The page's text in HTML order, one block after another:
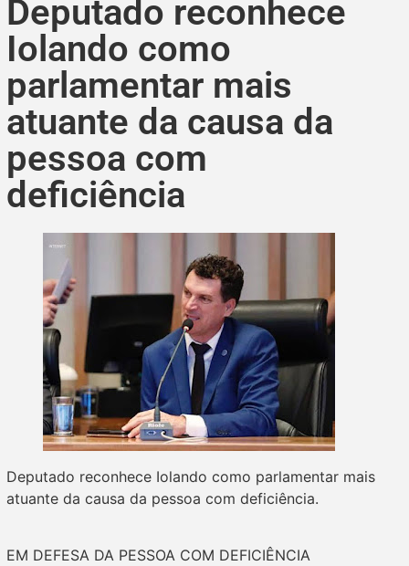
Deputado reconhece
Iolando como
parlamentar mais
atuante da causa da
pessoa com
deficiência
Deputado reconhece Iolando como parlamentar mais
atuante da causa da pessoa com deficiência.
EM DEFESA DA PESSOA COM DEFICIÊNCIA